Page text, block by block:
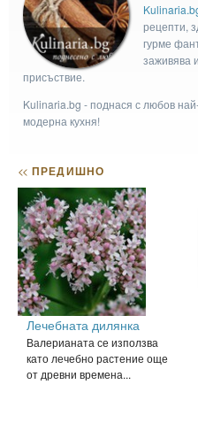
рецепти,
гурме
заживява
присъствие.
Kulinaria.bg - поднася с любов
модерна кухня!
<< ПРЕДИШНО
Лечебната дилянка
Валерианата се използва
като лечебно растение още
от древни времена...